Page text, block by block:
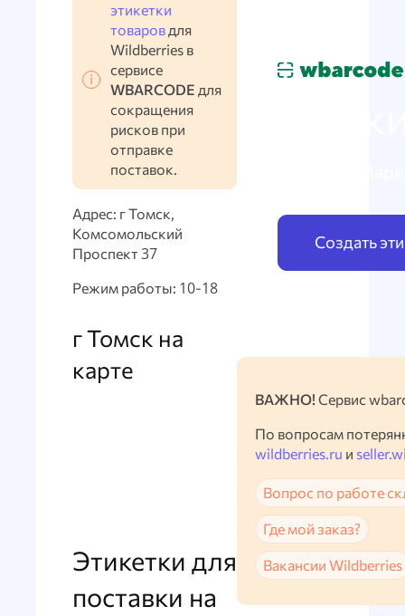
этикетки
товаров для
Wildberries в
сервисе
WBARCODE для
сокращения
рисков при
отправке
поставок.
Адрес: г Томск,
Комсомольский
Проспект 37
Режим работы: 10-18
г Томск на
карте
Этикетки для
поставки на
Создать
ВАЖНО! Сервис
По вопросам
wildberries.ru и
Вопрос по работе
Где мой заказ?
Вакансии Wildberries